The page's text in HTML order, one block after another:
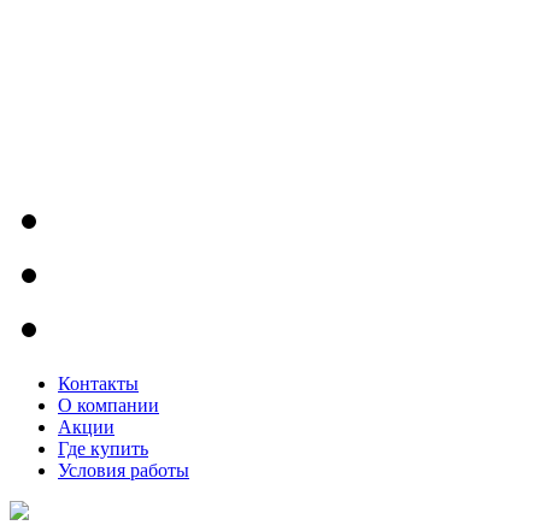
Контакты
О компании
Акции
Где купить
Условия работы